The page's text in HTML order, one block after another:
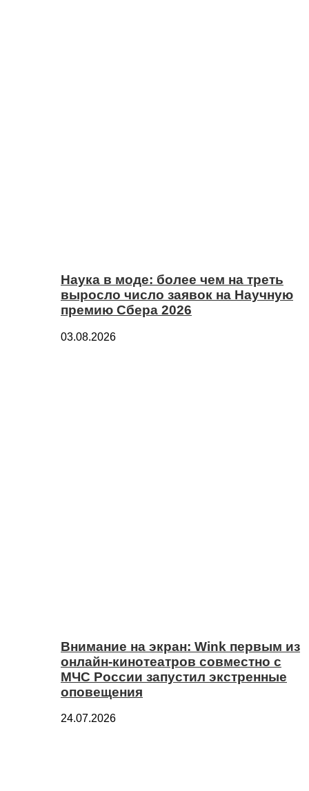
Наука в моде: более чем на треть
выросло число заявок на Научную
премию Сбера 2026
03.08.2026
Внимание на экран: Wink первым из
онлайн-кинотеатров совместно с
МЧС России запустил экстренные
оповещения
24.07.2026